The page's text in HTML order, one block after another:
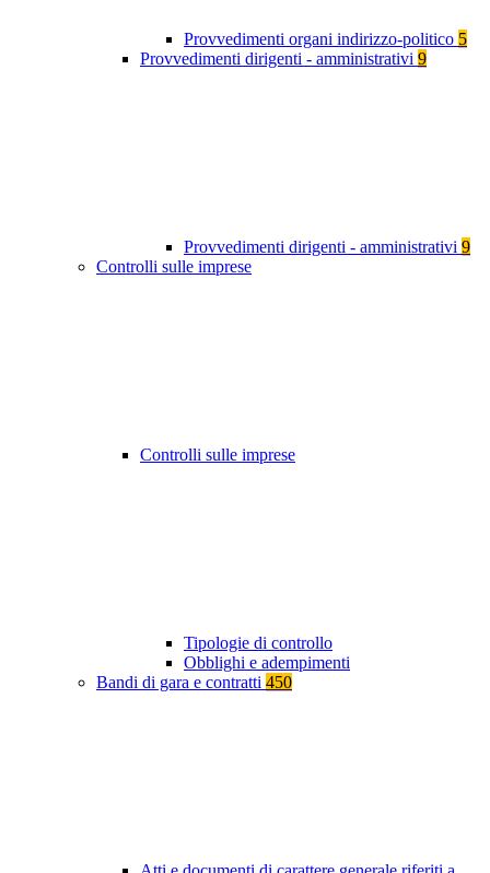
Provvedimenti organi indirizzo-politico 5
Provvedimenti dirigenti - amministrativi 9
Provvedimenti dirigenti - amministrativi 9
Controlli sulle imprese
Controlli sulle imprese
Tipologie di controllo
Obblighi e adempimenti
Bandi di gara e contratti 450